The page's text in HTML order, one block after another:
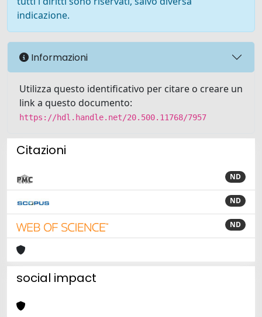
indicazione.
Informazioni
Utilizza questo identificativo per citare o creare un
link a questo documento:
https://hdl.handle.net/20.500.11768/7957
Citazioni
ND
ND
ND
social impact